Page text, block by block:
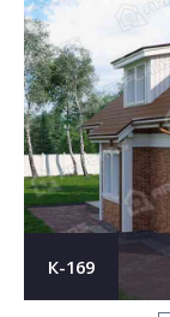
К-169